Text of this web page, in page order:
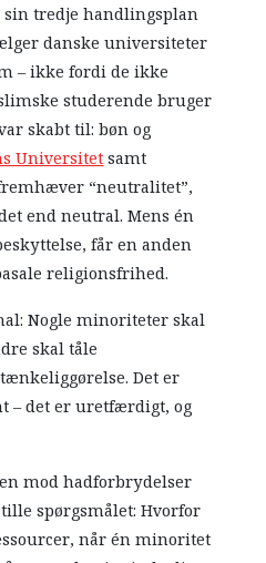
tredje handlingsplan
danske universiteter
– ikke fordi de ikke
studerende bruger
skabt til: bøn og
Universitetsamt
“neutralitet”,
end neutral. Mens én
får en anden
religionsfrihed.
Nogle minoriteter skal
skal tåle
Det er
– det er uretfærdigt, og
mod hadforbrydelser
spørgsmålet: Hvorfor
når én minoritet